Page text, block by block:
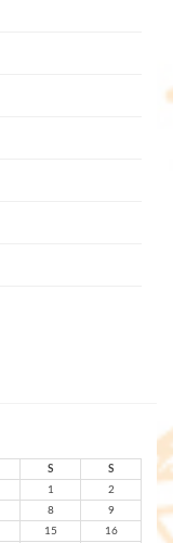
S
S
1
2
8
9
15 16